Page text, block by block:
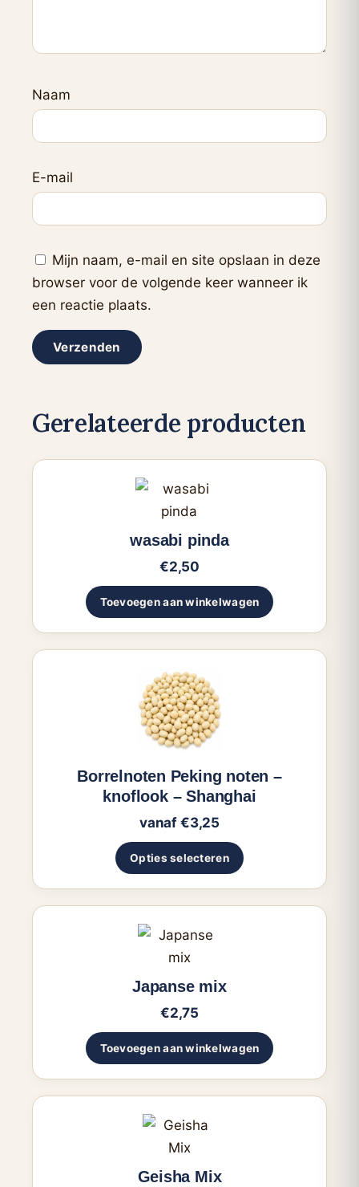
Naam
E-mail
Mijn naam, e-mail en site opslaan in deze
browser voor de volgende keer wanneer ik
een reactie plaats.
Gerelateerde producten
wasabi pinda
€2,50
Toevoegen aan winkelwagen
Borrelnoten Peking noten –
knoflook – Shanghai
vanaf €3,25
Opties selecteren
Dit
product
heeft
meerdere
Deze
kan
gekozen
worden
productpagina
Japanse mix
€2,75
Toevoegen aan winkelwagen
Geisha Mix
Dit
product
heeft